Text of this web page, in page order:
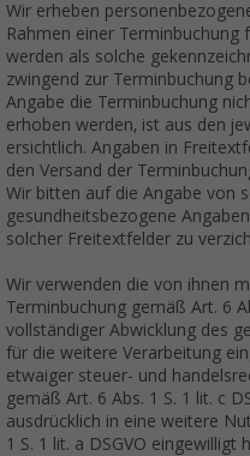
Wir erheben
Rahmen einer
werden als solche
zwingend zur Terminbuchung
Angabe die Terminbuchung
erhoben werden, ist aus den
ersichtlich. Angaben in
den Versand der
Wir bitten auf die Angabe von
gesundheitsbezogene
solcher Freitextfelder zu
Wir verwenden die von ihnen
Terminbuchung gemäß Art. 6
vollständiger Abwicklung des
für die weitere Verarbeitung
etwaiger steuer- und
gemäß Art. 6 Abs. 1 S. 1 lit. c
ausdrücklich in eine weitere
1 S. 1 lit. a DSGVO